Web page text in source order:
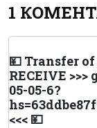
1
💴 Transfer
RECEIVE
05-05-6?
<<< 💴